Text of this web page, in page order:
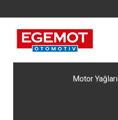
Motor Yağları